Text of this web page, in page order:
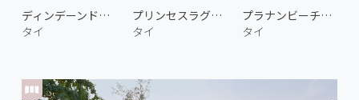
ディンデーンドーイ 1
タイ
プリンセスラグーン 2
タイ
プラナンビーチのバット・ケーブ
タイ